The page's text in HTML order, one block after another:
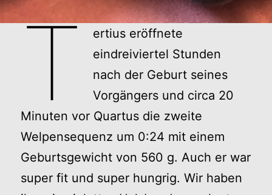
T
ertius eröffnete
eindreiviertel Stunden
nach der Geburt seines
Vorgängers und circa 20
Minuten vor Quartus die zweite
Welpensequenz um 0:24 mit einem
Geburtsgewicht von 560 g. Auch er war
super fit und super hungrig. Wir haben